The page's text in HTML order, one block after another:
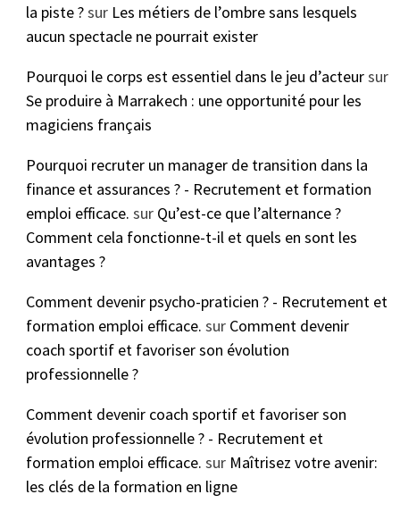
la piste ?sur Les métiers de l’ombre sans lesquels
aucun spectacle ne pourrait exister
Pourquoi le corps est essentiel dans le jeu d’acteursur
Se produire à Marrakech : une opportunité pour les
magiciens français
Pourquoi recruter un manager de transition dans la
finance et assurances ? - Recrutement et formation
emploi efficace. sur Qu’est-ce que l’alternance ?
Comment cela fonctionne-t-il et quels en sont les
avantages ?
Comment devenir psycho-praticien ? - Recrutement et
formation emploi efficace. sur Comment devenir
coach sportif et favoriser son évolution
professionnelle ?
Comment devenir coach sportif et favoriser son
évolution professionnelle ? - Recrutement et
formation emploi efficace. sur Maîtrisez votre avenir:
les clés de la formation en ligne